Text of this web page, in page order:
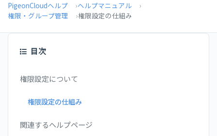
PigeonCloudヘルプ
ヘルプマニュアル
権限・グループ管理
権限設定の仕組み
目次
権限設定について
権限設定の仕組み
関連するヘルプページ